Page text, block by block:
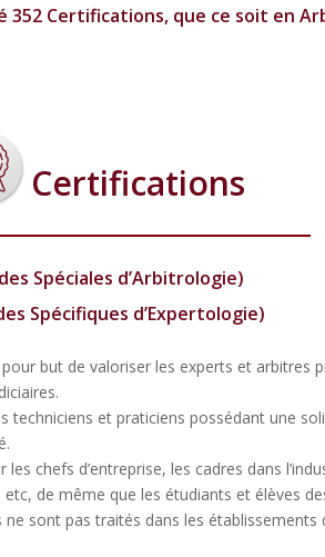
352 Certifications, que ce soit en
Certifications
Spéciales d’Arbitrologie)
Spécifiques d’Expertologie)
but de valoriser les experts et arbitres
techniciens et praticiens possédant une
chefs d’entreprise, les cadres dans
de même que les étudiants et élèves
sont pas traités dans les établissements